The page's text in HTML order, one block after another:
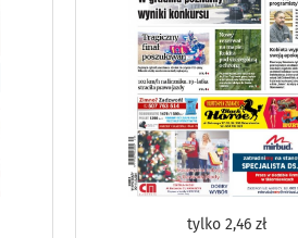
tylko2,46 zł